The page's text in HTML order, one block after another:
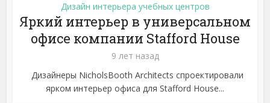
Дизайн интерьера учебных центров
Яркий интерьер в универсальном
офисе компании Stafford House
9 лет назад
Дизайнеры NicholsBooth Architects спроектировали
ярком интерьер офиса для Stafford House...